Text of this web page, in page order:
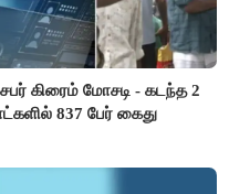
கிரைம் மோசடி - கடந்த 2
837 பேர் கைது